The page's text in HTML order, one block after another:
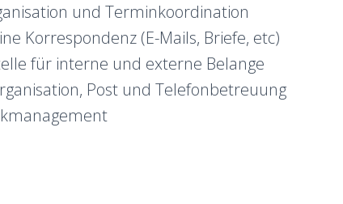
und Terminkoordination
Korrespondenz (E-Mails, Briefe, etc)
für interne und externe Belange
Post und Telefonbetreuung